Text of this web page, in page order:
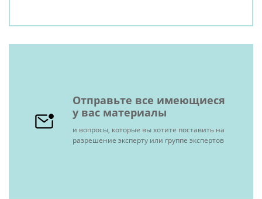
Отправьте все имеющиеся
у вас материалы
и вопросы, которые вы хотите поставить на
разрешение эксперту или группе экспертов